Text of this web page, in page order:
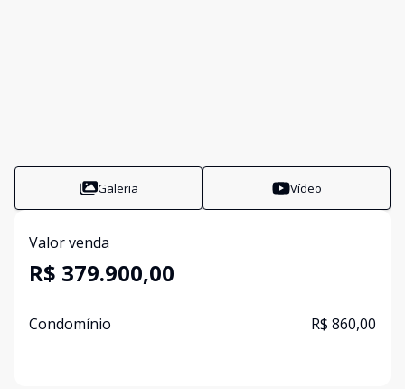
Galeria Vídeo
Valor venda
R$ 379.900,00
Condomínio R$ 860,00